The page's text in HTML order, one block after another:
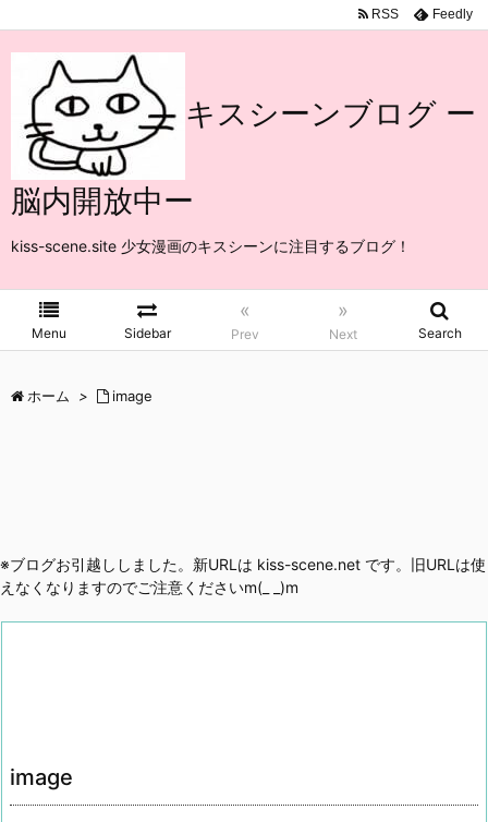
キスシーンブログ ー
脳内開放中ー
kiss-scene.site 少女漫画のキスシーンに注目するブログ！
Menu Sidebar
«
Prev
»
Next Search
RSS Feedly
ホーム > image
※ブログお引越ししました。新URLは kiss-scene.net です。旧URLは使
えなくなりますのでご注意くださいm(_ _)m
image